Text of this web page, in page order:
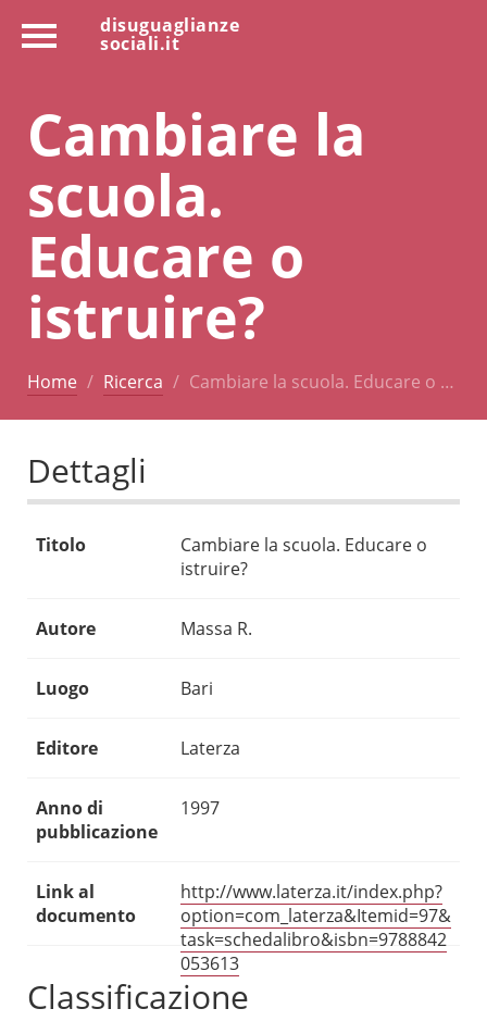
disuguaglianze
sociali.it
Cambiare la
scuola.
Educare o
istruire?
Home Ricerca Cambiare la scuola. Educare o …
Dettagli
Titolo
Cambiare la scuola. Educare o
istruire?
Autore Massa R.
Luogo Bari
Editore Laterza
Anno di
pubblicazione
1997
Link al
documento
http://www.laterza.it/index.php?
option=com_laterza&Itemid=97&
task=schedalibro&isbn=9788842
053613
Classificazione